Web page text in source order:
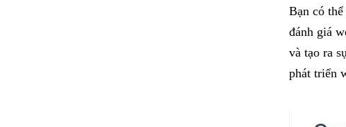
Bạn có
đánh giá
và tạo ra
phát triển